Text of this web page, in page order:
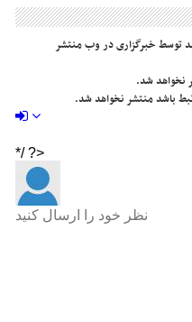
توسط خبرگزاری در وب منتشر
نخواهد شد.
باشد منتشر نخواهد شد.